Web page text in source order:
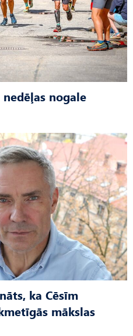
nogale
ka Cēsīm
mākslas